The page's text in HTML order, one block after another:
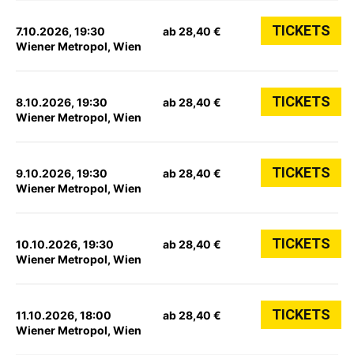
7.10.2026, 19:30
Wiener Metropol, Wien
ab 28,40 € TICKETS
8.10.2026, 19:30
Wiener Metropol, Wien
ab 28,40 € TICKETS
9.10.2026, 19:30
Wiener Metropol, Wien
ab 28,40 € TICKETS
10.10.2026, 19:30
Wiener Metropol, Wien
ab 28,40 € TICKETS
11.10.2026, 18:00
Wiener Metropol, Wien
ab 28,40 € TICKETS